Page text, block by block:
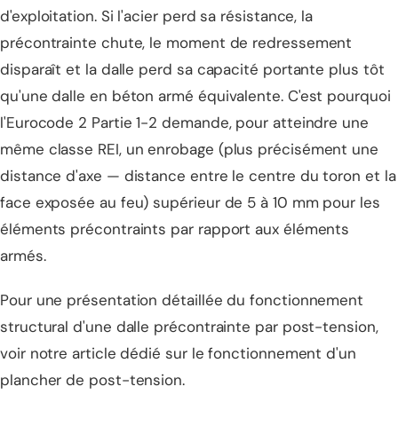
d'exploitation. Si l'acier perd sa résistance, la
précontrainte chute, le moment de redressement
disparaît et la dalle perd sa capacité portante plus tôt
qu'une dalle en béton armé équivalente. C'est pourquoi
l'Eurocode 2 Partie 1-2 demande, pour atteindre une
même classe REI, un enrobage (plus précisément une
distance d'axe — distance entre le centre du toron et la
face exposée au feu) supérieur de 5 à 10 mm pour les
éléments précontraints par rapport aux éléments
armés.
Pour une présentation détaillée du fonctionnement
structural d'une dalle précontrainte par post-tension,
voir notre article dédié sur le fonctionnement d'un
plancher de post-tension.